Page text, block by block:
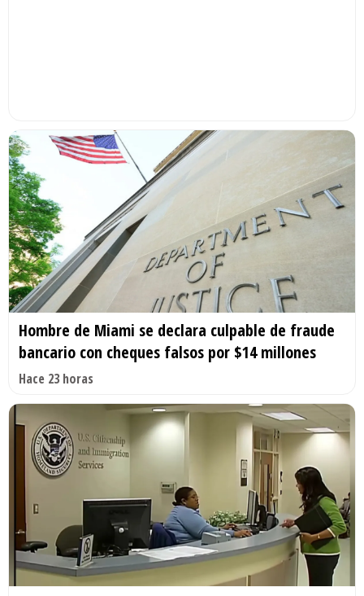
Hombre de Miami se declara culpable de fraude
bancario con cheques falsos por $14 millones
Hace 23 horas